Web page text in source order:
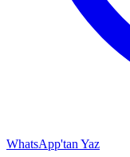
WhatsApp'tan Yaz